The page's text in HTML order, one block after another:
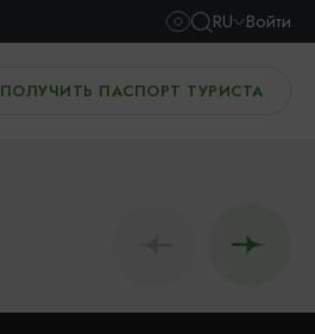
RU Войти
ПОЛУЧИТЬ ПАСПОРТ ТУРИСТА